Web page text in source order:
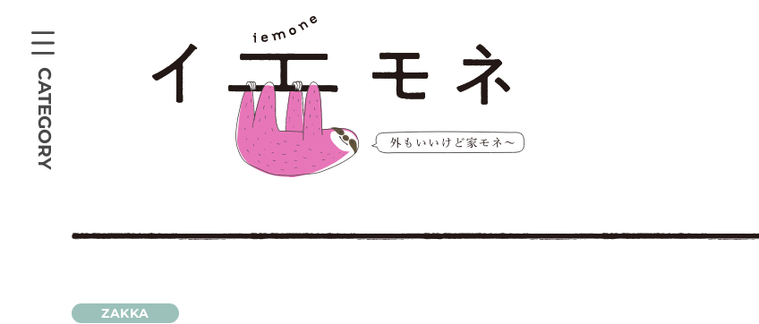
CATEGORY